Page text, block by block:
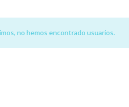
no hemos encontrado usuarios.